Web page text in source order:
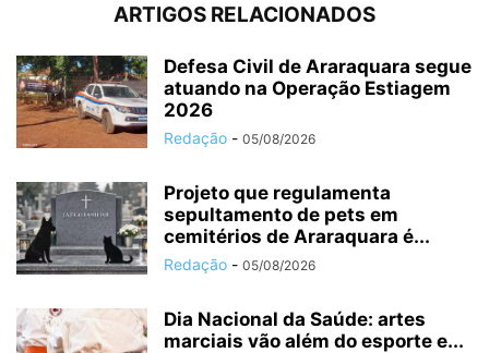
ARTIGOS RELACIONADOS
Defesa Civil de Araraquara segue
atuando na Operação Estiagem
2026
Redação - 05/08/2026
Projeto que regulamenta
sepultamento de pets em
cemitérios de Araraquara é...
Redação - 05/08/2026
Dia Nacional da Saúde: artes
marciais vão além do esporte e...